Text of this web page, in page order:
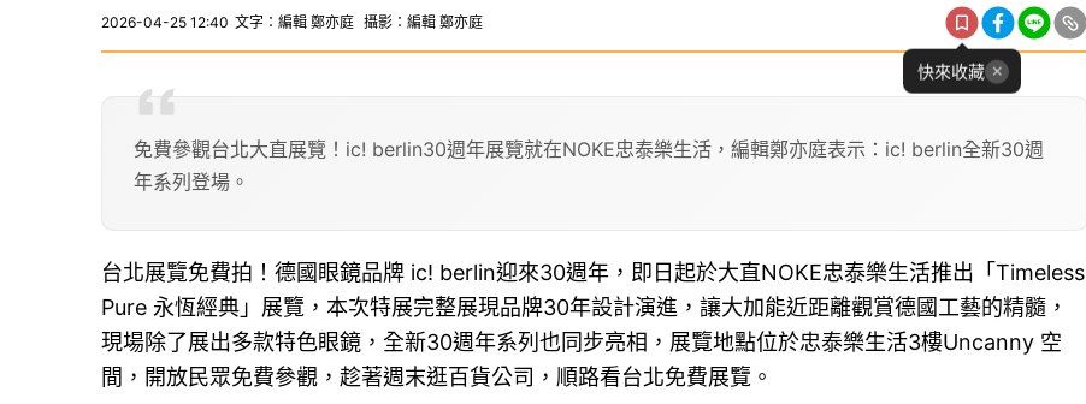
2026-04-25 12:40 文字：編輯 鄭亦庭 攝影：編輯 鄭亦庭
快來收藏
免費參觀台北大直展覽！ic! berlin30週年展覽就在NOKE忠泰樂生活，編輯鄭亦庭表示：ic! berlin全新30週
年系列登場。
台北展覽免費拍！德國眼鏡品牌 ic! berlin迎來30週年，即日起於大直NOKE忠泰樂生活推出「Timeless
Pure 永恆經典」展覽，本次特展完整展現品牌30年設計演進，讓大加能近距離觀賞德國工藝的精髓，
現場除了展出多款特色眼鏡，全新30週年系列也同步亮相，展覽地點位於忠泰樂生活3樓Uncanny 空
間，開放民眾免費參觀，趁著週末逛百貨公司，順路看台北免費展覽。